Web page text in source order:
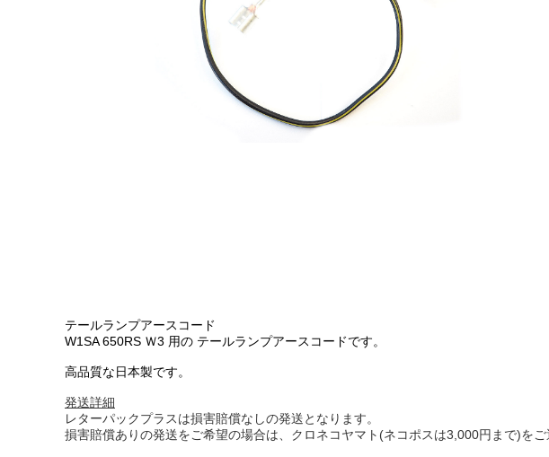
アパレル/アクセサリー
テールランプアースコード
W1SA 650RS Ｗ3 用の テールランプアースコードです。
高品質な日本製です。
発送詳細
レターパックプラスは損害賠償なしの発送となります。
損害賠償ありの発送をご希望の場合は、クロネコヤマト(ネコポスは3,000円まで)